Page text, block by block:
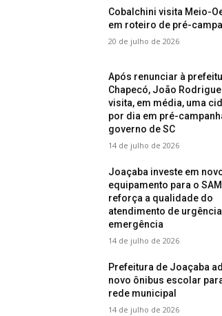
Cobalchini visita Meio-
em roteiro de pré-
20 de julho de 2026
Após renunciar à
Chapecó, João
visita, em média, uma
por dia em pré-
governo de SC
14 de julho de 2026
Joaçaba investe em
equipamento para o
reforça a qualidade do
atendimento de
emergência
14 de julho de 2026
Prefeitura de Joaçaba
novo ônibus escolar
rede municipal
14 de julho de 2026